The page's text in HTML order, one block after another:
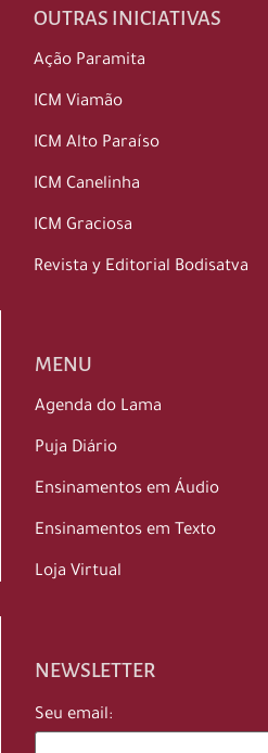
OUTRAS INICIATIVAS
Ação Paramita
ICM Viamão
ICM Alto Paraíso
ICM Canelinha
ICM Graciosa
Revista y Editorial Bodisatva
MENU
Agenda do Lama
Puja Diário
Ensinamentos em Áudio
Ensinamentos em Texto
Loja Virtual
NEWSLETTER
Seu email: